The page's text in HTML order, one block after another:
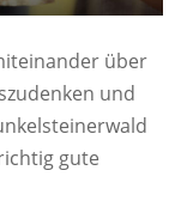
über
und
gute